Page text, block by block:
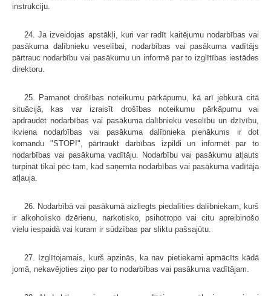
instrukciju.
24. Ja izveidojas apstākļi, kuri var radīt kaitējumu nodarbības vai
pasākuma dalībnieku veselībai, nodarbības vai pasākuma vadītājs
pārtrauc nodarbību vai pasākumu un informē par to izglītības iestādes
direktoru.
25. Pamanot drošības noteikumu pārkāpumu, kā arī jebkurā citā
situācijā, kas var izraisīt drošības noteikumu pārkāpumu vai
apdraudēt nodarbības vai pasākuma dalībnieku veselību un dzīvību,
ikviena nodarbības vai pasākuma dalībnieka pienākums ir dot
komandu "STOP!", pārtraukt darbības izpildi un informēt par to
nodarbības vai pasākuma vadītāju. Nodarbību vai pasākumu atļauts
turpināt tikai pēc tam, kad saņemta nodarbības vai pasākuma vadītāja
atļauja.
26. Nodarbībā vai pasākumā aizliegts piedalīties dalībniekam, kurš
ir alkoholisko dzērienu, narkotisko, psihotropo vai citu apreibinošo
vielu iespaidā vai kuram ir sūdzības par sliktu pašsajūtu.
27. Izglītojamais, kurš apzinās, ka nav pietiekami apmācīts kādā
jomā, nekavējoties ziņo par to nodarbības vai pasākuma vadītājam.